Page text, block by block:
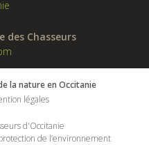
des Chasseurs
la nature en Occitanie
légales
d'Occitanie
de l’environnement